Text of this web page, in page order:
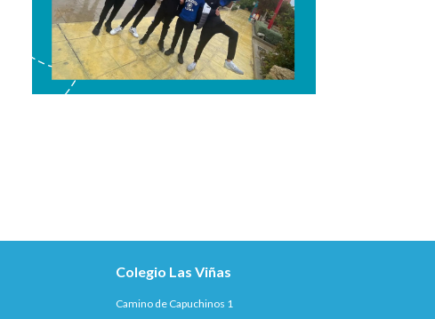
Colegio Las Viñas
Camino de Capuchinos 1